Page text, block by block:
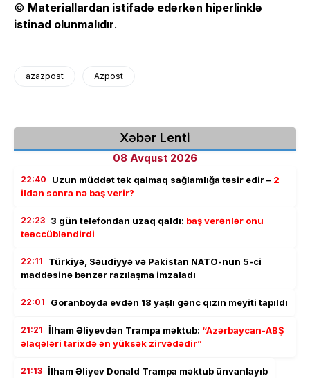
© Materiallardan istifadə edərkən hiperlinklə
istinad olunmalıdır.
azazpost Azpost
Xəbər Lenti
08 Avqust 2026
22:40 Uzun müddət tək qalmaq sağlamlığa təsir edir – 2
ildən sonra nə baş verir?
22:23 3 gün telefondan uzaq qaldı: baş verənlər onu
təəccübləndirdi
22:11
Türkiyə, Səudiyyə və Pakistan NATO-nun 5-ci
maddəsinə bənzər razılaşma imzaladı
22:01 Goranboyda evdən 18 yaşlı gənc qızın meyiti tapıldı
21:21 İlham Əliyevdən Trampa məktub: “Azərbaycan-ABŞ
əlaqələri tarixdə ən yüksək zirvədədir”
21:13 İlham Əliyev Donald Trampa məktub ünvanlayıb